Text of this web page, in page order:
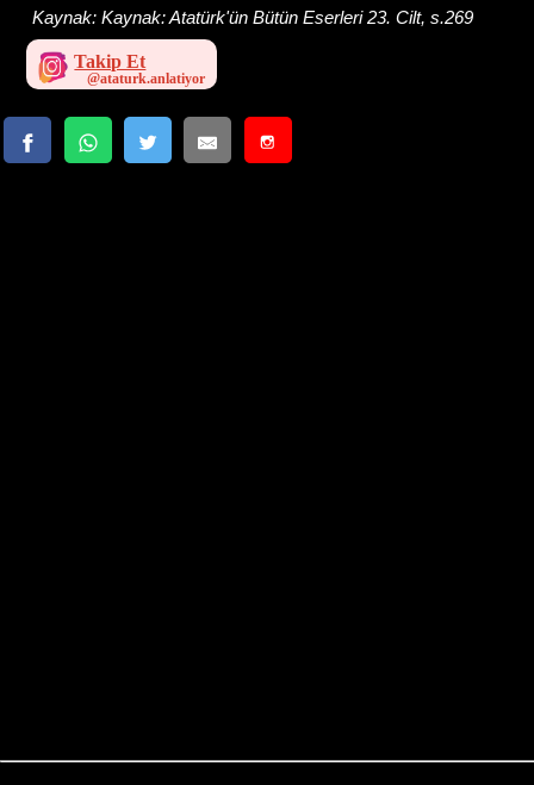
Kaynak:Kaynak: Atatürk'ün Bütün Eserleri 23. Cilt, s.269
Takip Et